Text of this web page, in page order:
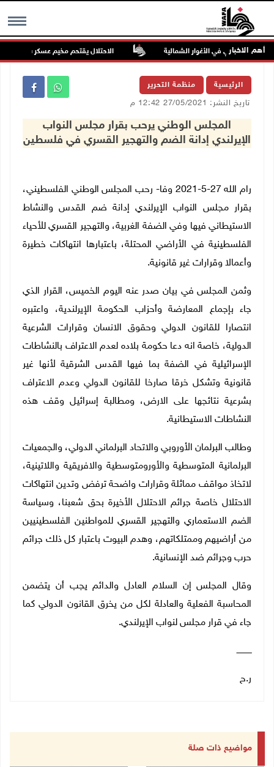
MENU أهم الاخبار
أراضي في الأغوار الشمالية الاحتلال يقتحم مخيم عسكر شرق نابلس
الرئيسية منظمة التحرير
تاريخ النشر: 27/05/2021 12:42 م
المجلس الوطني يرحب بقرار مجلس النواب
الإيرلندي إدانة الضم والتهجير القسري في فلسطين
رام الله 27-5-2021 وفا- رحب المجلس الوطني الفلسطيني،
بقرار مجلس النواب الإيرلندي إدانة ضم القدس والنشاط
الاستيطاني فيها وفي الضفة الغربية، والتهجير القسري للأحياء
الفلسطينية في الأراضي المحتلة، باعتبارها انتهاكات خطيرة
وأعمالا وقرارات غير قانونية.
وثمن المجلس في بيان صدر عنه اليوم الخميس، القرار الذي
جاء بإجماع المعارضة وأحزاب الحكومة الإيرلندية، واعتبره
انتصارا للقانون الدولي وحقوق الانسان وقرارات الشرعية
الدولية، خاصة انه دعا حكومة بلاده لعدم الاعتراف بالنشاطات
الإسرائيلية في الضفة بما فيها القدس الشرقية لأنها غير
قانونية وتشكل خرقا صارخا للقانون الدولي وعدم الاعتراف
بشرعية نتائجها على الارض، ومطالبة إسرائيل وقف هذه
النشاطات الاستيطانية.
وطالب البرلمان الأوروبي والاتحاد البرلماني الدولي، والجمعيات
البرلمانية المتوسطية والأورومتوسطية والافريقية واللاتينية،
لاتخاذ مواقف مماثلة وقرارات واضحة ترفض وتدين انتهاكات
الاحتلال خاصة جرائم الاحتلال الأخيرة بحق شعبنا، وسياسة
الضم الاستعماري والتهجير القسري للمواطنين الفلسطينيين
من أراضيهم وممتلكاتهم، وهدم البيوت باعتبار كل ذلك جرائم
حرب وجرائم ضد الإنسانية.
وقال المجلس إن السلام العادل والدائم يجب أن يتضمن
المحاسبة الفعلية والعادلة لكل من يخرق القانون الدولي كما
جاء في قرار مجلس لنواب الإيرلندي.
ــــــــــــ
ر.ح
مواضيع ذات صلة